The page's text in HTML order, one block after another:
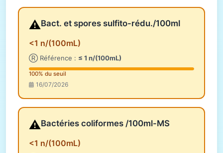
⚠️Bact. et spores sulfito-rédu./100ml
<1 n/(100mL)
Ⓡ Référence : ≤ 1 n/(100mL)
100% du seuil
16/07/2026
⚠️Bactéries coliformes /100ml-MS
<1 n/(100mL)